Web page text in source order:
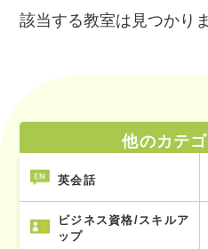
該当する教室は見つかり
他のカテ
英会話
ビジネス資格/スキルア
ップ